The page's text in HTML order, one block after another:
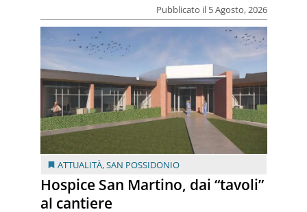
Pubblicato il 5 Agosto, 2026
ATTUALITÀ,SAN POSSIDONIO
Hospice San Martino, dai “tavoli”
al cantiere